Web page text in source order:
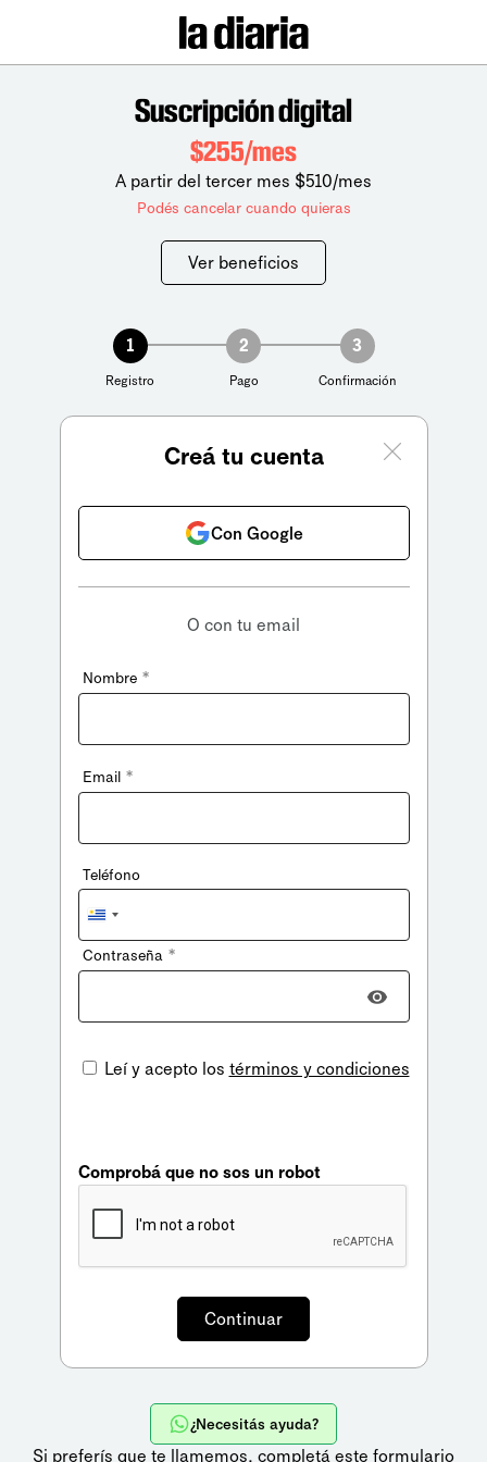
Suscripción digital
$255/mes
A partir del tercer mes $510/mes
Podés cancelar cuando quieras
Ver beneficios
1
Registro
2
Pago
3
Confirmación
Creá tu cuenta
Con Google
O con tu email
Nombre *
Email *
Teléfono
Uruguay
+598
Contraseña *
Leí y acepto los términos y condiciones
Comprobá que no sos un robot
¿Necesitás ayuda?
Si preferís que te llamemos, completá este formulario